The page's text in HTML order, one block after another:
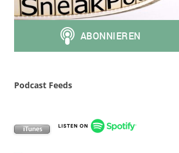
Podcast Feeds